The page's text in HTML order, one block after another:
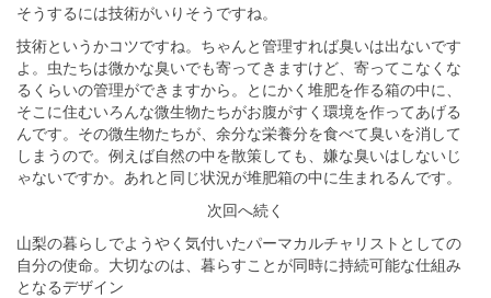
そうするには技術がいりそうですね。
技術というかコツですね。ちゃんと管理すれば臭いは出ないです
よ。虫たちは微かな臭いでも寄ってきますけど、寄ってこなくな
るくらいの管理ができますから。とにかく堆肥を作る箱の中に、
そこに住むいろんな微生物たちがお腹がすく環境を作ってあげる
んです。その微生物たちが、余分な栄養分を食べて臭いを消して
しまうので。例えば自然の中を散策しても、嫌な臭いはしないじ
ゃないですか。あれと同じ状況が堆肥箱の中に生まれるんです。
次回へ続く
山梨の暮らしでようやく気付いたパーマカルチャリストとしての
自分の使命。大切なのは、暮らすことが同時に持続可能な仕組み
となるデザイン